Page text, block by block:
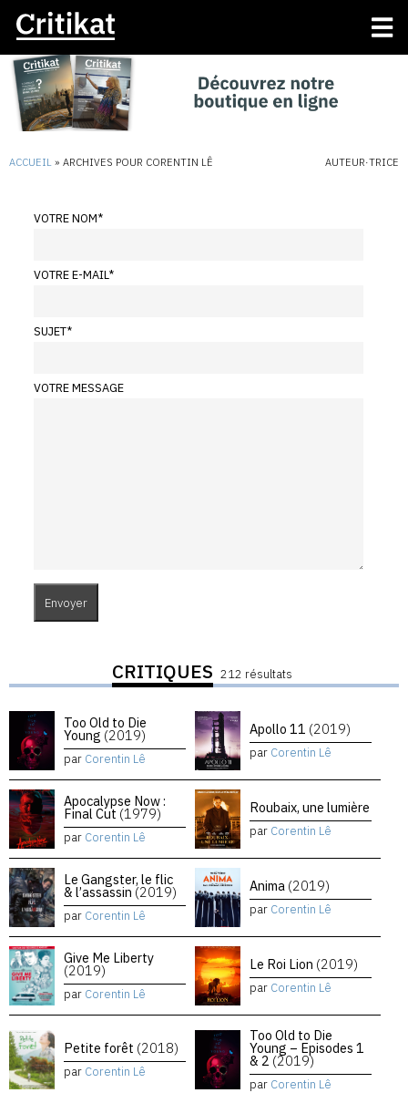
ACCUEIL » ARCHIVES POUR CORENTIN LÊ AUTEUR·TRICE
VOTRE NOM*
VOTRE E-MAIL*
SUJET*
VOTRE MESSAGE
CRITIQUES 212 résultats
Too Old to Die
Young (2019)
par Corentin Lê
Apollo 11 (2019)
par Corentin Lê
Apocalypse Now :
Final Cut (1979)
par Corentin Lê
Roubaix, une lumière
par Corentin Lê
Le Gangster, le flic
& l’assassin (2019)
par Corentin Lê
Anima (2019)
par Corentin Lê
Give Me Liberty
(2019)
par Corentin Lê
Le Roi Lion (2019)
par Corentin Lê
Petite forêt (2018)
par Corentin Lê
Too Old to Die
Young – Episodes 1
& 2 (2019)
par Corentin Lê